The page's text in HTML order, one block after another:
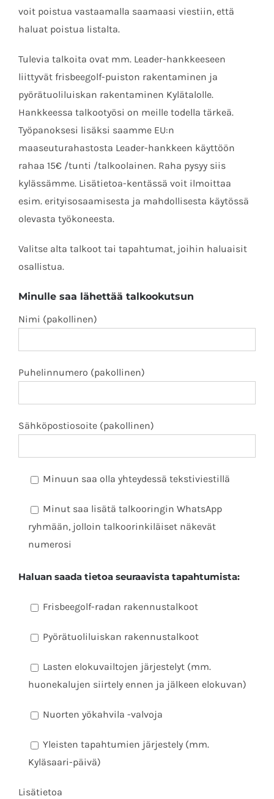
voit poistua vastaamalla saamaasi viestiin, että
haluat poistua listalta.
Tulevia talkoita ovat mm. Leader-hankkeeseen
liittyvät frisbeegolf-puiston rakentaminen ja
pyörätuoliluiskan rakentaminen Kylätalolle.
Hankkeessa talkootyösi on meille todella tärkeä.
Työpanoksesi lisäksi saamme EU:n
maaseuturahastosta Leader-hankkeen käyttöön
rahaa 15€ /tunti /talkoolainen. Raha pysyy siis
kylässämme. Lisätietoa-kentässä voit ilmoittaa
esim. erityisosaamisesta ja mahdollisesta käytössä
olevasta työkoneesta.
Valitse alta talkoot tai tapahtumat, joihin haluaisit
osallistua.
Minulle saa lähettää talkookutsun
Nimi (pakollinen)
Puhelinnumero (pakollinen)
Sähköpostiosoite (pakollinen)
Minuun saa olla yhteydessä tekstiviestillä
Minut saa lisätä talkooringin WhatsApp
ryhmään, jolloin talkoorinkiläiset näkevät
numerosi
Haluan saada tietoa seuraavista tapahtumista:
Frisbeegolf-radan rakennustalkoot
Pyörätuoliluiskan rakennustalkoot
Lasten elokuvailtojen järjestelyt (mm.
huonekalujen siirtely ennen ja jälkeen elokuvan)
Nuorten yökahvila -valvoja
Yleisten tapahtumien järjestely (mm.
Kyläsaari-päivä)
Lisätietoa